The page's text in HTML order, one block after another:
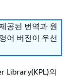
공된 번역과 원
어 버전이 우선
Library(KPL)의